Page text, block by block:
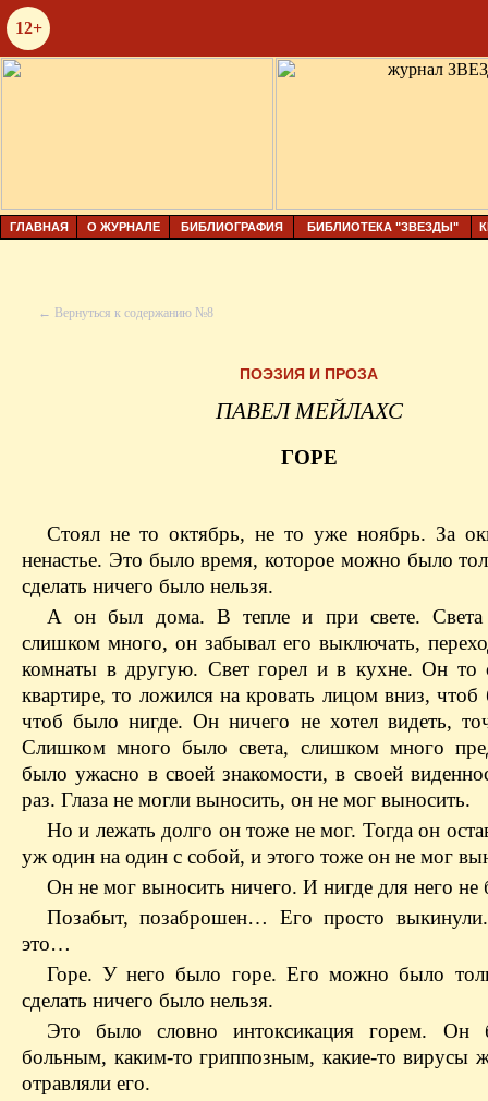
12+
ГЛАВНАЯ О ЖУРНАЛЕ БИБЛИОГРАФИЯ БИБЛИОТЕКА "ЗВЕЗДЫ"
← Вернуться к содержанию №8
ПОЭЗИЯ И ПРОЗА
ПАВЕЛ МЕЙЛАХС
ГОРЕ
Стоял не то октябрь, не то уже ноябрь. За
ненастье. Это было время, которое можно было
сделать ничего было нельзя.
А он был дома. В тепле и при свете.
слишком много, он забывал его выключать,
комнаты в другую. Свет горел и в кухне. Он то
квартире, то ложился на кровать лицом вниз,
чтоб было нигде. Он ничего не хотел видеть,
Слишком много было света, слишком много
было ужасно в своей знакомости, в своей
раз. Глаза не могли выносить, он не мог выносить.
Но и лежать долго он тоже не мог. Тогда он
уж один на один с собой, и этого тоже он не мог
Он не мог выносить ничего. И нигде для него не
Позабыт, позаброшен… Его просто
это…
Горе. У него было горе. Его можно было
сделать ничего было нельзя.
Это было словно интоксикация горем. Он
больным, каким-то гриппозным, какие-то вирусы
отравляли его.